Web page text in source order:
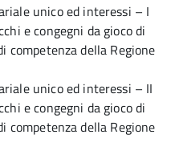
unico ed interessi – I
e congegni da gioco di
competenza della Regione
unico ed interessi – II
e congegni da gioco di
competenza della Regione